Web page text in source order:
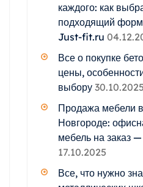
каждого: как
подходящий
Just-fit.ru
Все о покупке
цены,
выбору 30.10.2025
Продажа мебели
Новгороде:
мебель на заказ
17.10.2025
Все, что нужно